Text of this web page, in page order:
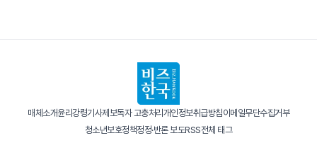
매체소개윤리강령기사제보독자 고충처리 개인정보취급방침이메일무단수집거부
청소년보호정책정정·반론 보도RSS전체 태그